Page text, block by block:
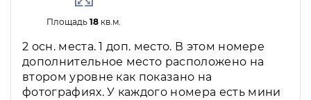
Площадь18 кв.м.
2 осн. места. 1 доп. место. В этом номере
дополнительное место расположено на
втором уровне как показано на
фотографиях. У каждого номера есть мини